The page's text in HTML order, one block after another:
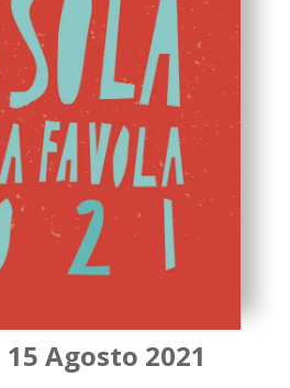
programma 2021
Agosto 2021